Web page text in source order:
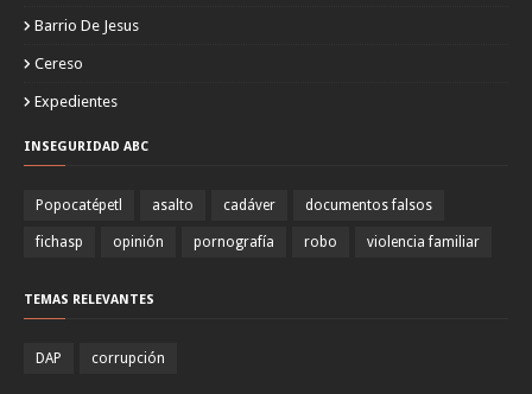
Barrio De Jesus
Cereso
Expedientes
INSEGURIDAD ABC
Popocatépetl asalto cadáver documentos falsos
fichasp opinión pornografía robo violencia familiar
TEMAS RELEVANTES
DAP corrupción